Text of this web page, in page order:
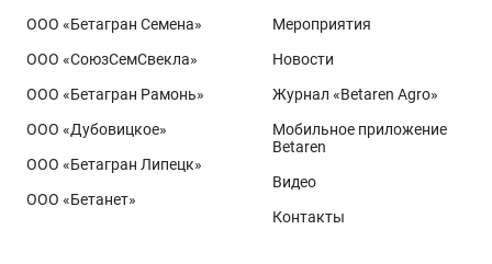
ООО «Бетагран Семена»
ООО «СоюзСемСвекла»
ООО «Бетагран Рамонь»
ООО «Дубовицкое»
ООО «Бетагран Липецк»
ООО «Бетанет»
Мероприятия
Новости
Журнал «Betaren Agro»
Мобильное приложение
Betaren
Видео
Контакты